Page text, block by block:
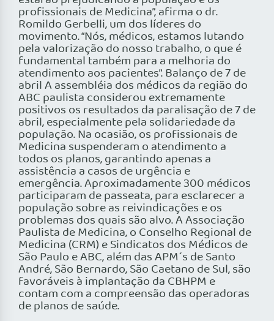
profissionais de Medicina”, afirma o dr.
Romildo Gerbelli, um dos líderes do
movimento. “Nós, médicos, estamos lutando
pela valorização do nosso trabalho, o que é
fundamental também para a melhoria do
atendimento aos pacientes”. Balanço de 7 de
abril A assembléia dos médicos da região do
ABC paulista considerou extremamente
positivos os resultados da paralisação de 7 de
abril, especialmente pela solidariedade da
população. Na ocasião, os profissionais de
Medicina suspenderam o atendimento a
todos os planos, garantindo apenas a
assistência a casos de urgência e
emergência. Aproximadamente 300 médicos
participaram de passeata, para esclarecer a
população sobre as reivindicações e os
problemas dos quais são alvo. A Associação
Paulista de Medicina, o Conselho Regional de
Medicina (CRM) e Sindicatos dos Médicos de
São Paulo e ABC, além das APM´s de Santo
André, São Bernardo, São Caetano de Sul, são
favoráveis à implantação da CBHPM e
contam com a compreensão das operadoras
de planos de saúde.